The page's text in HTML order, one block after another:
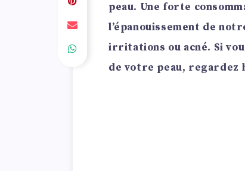
peau. Une forte
l’épanouissement de
irritations ou acné. Si
de votre peau, regardez